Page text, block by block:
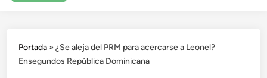
Portada »¿Se aleja del PRM para acercarse a Leonel?
Ensegundos República Dominicana